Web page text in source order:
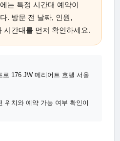
는 특정 시간대 예약이
. 방문 전 날짜, 인원,
시간대를 먼저 확인하세요.
로 176 JW 메리어트 호텔 서울
위치와 예약 가능 여부 확인이